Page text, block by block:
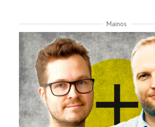
Mainos